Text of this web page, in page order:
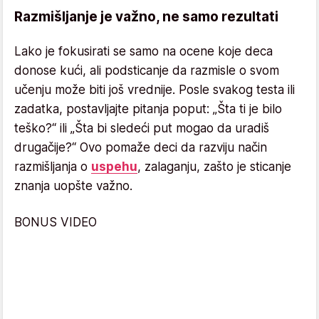
Razmišljanje je važno, ne samo rezultati
Lako je fokusirati se samo na ocene koje deca
donose kući, ali podsticanje da razmisle o svom
učenju može biti još vrednije. Posle svakog testa ili
zadatka, postavljajte pitanja poput: „Šta ti je bilo
teško?“ ili „Šta bi sledeći put mogao da uradiš
drugačije?“ Ovo pomaže deci da razviju način
razmišljanja o uspehu, zalaganju, zašto je sticanje
znanja uopšte važno.
BONUS VIDEO